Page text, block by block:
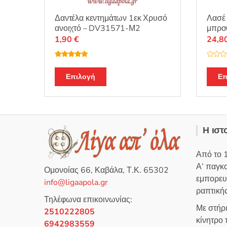
Δαντέλα κεντημάτων 1εκ Χρυσό
ανοιχτό – DV31571-Μ2
θηκε με5.00
από 5
1,90 €
Επιλογή
Λασέ
α
ο
ο
θ
κ
ε
0
π
5
Ομονοίας 66, Καβάλα, Τ.Κ. 65302
info@ligaapola.gr
Τηλέφωνα επικοινωνίας:
2510222805
6942983559
Η
Από το
Α’
Με